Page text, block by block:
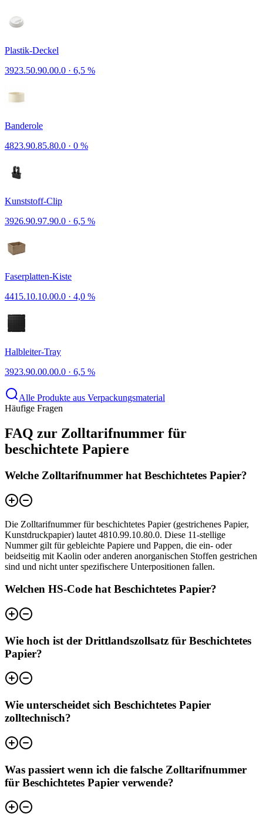
Plastik-Deckel
3923.50.90.00.0 · 6,5 %
Banderole
4823.90.85.80.0 · 0 %
Kunststoff-Clip
3926.90.97.90.0 · 6,5 %
Faserplatten-Kiste
4415.10.10.00.0 · 4,0 %
Halbleiter-Tray
3923.90.00.00.0 · 6,5 %
Alle Produkte aus Verpackungsmaterial
Häufige Fragen
FAQ zur Zolltarifnummer für
beschichtete Papiere
Welche Zolltarifnummer hat Beschichtetes Papier?
Die Zolltarifnummer für beschichtetes Papier (gestrichenes Papier,
Kunstdruckpapier) lautet 4810.99.10.80.0. Diese 11-stellige
Nummer gilt für gebleichte Papiere und Pappen, die ein- oder
beidseitig mit Kaolin oder anderen anorganischen Stoffen gestrichen
sind und nicht unter spezifischere Unterpositionen fallen.
Welchen HS-Code hat Beschichtetes Papier?
Wie hoch ist der Drittlandszollsatz für Beschichtetes
Papier?
Wie unterscheidet sich Beschichtetes Papier
zolltechnisch?
Was passiert wenn ich die falsche Zolltarifnummer
für Beschichtetes Papier verwende?